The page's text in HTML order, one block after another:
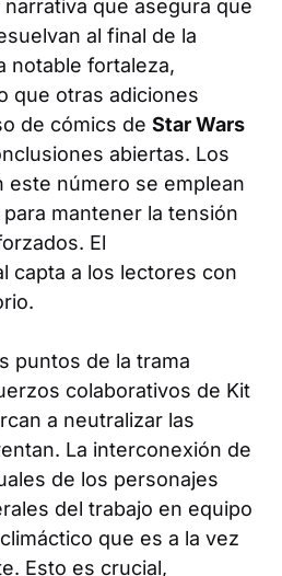
que asegura que
al final de la
notable fortaleza,
que otras adiciones
de cómics de Star Wars
abiertas. Los
este número se emplean
mantener la tensión
El
capta a los lectores con
puntos de la trama
colaborativos de Kit
a neutralizar las
La interconexión de
de los personajes
del trabajo en equipo
que es a la vez
Esto es crucial,